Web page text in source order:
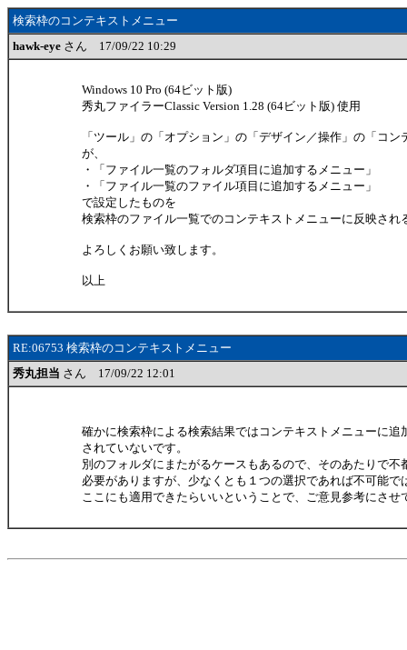
検索枠のコンテキストメニュー
hawk-eye さん 17/09/22 10:29
Windows 10 Pro (64ビット版)
秀丸ファイラーClassic Version 1.28 (64ビット版) 使用
「ツール」の「オプション」の「デザイン／操作」の「コ
が、
・「ファイル一覧のフォルダ項目に追加するメニュー」
・「ファイル一覧のファイル項目に追加するメニュー」
で設定したものを
検索枠のファイル一覧でのコンテキストメニューに反映され
よろしくお願い致します。
以上
RE:06753 検索枠のコンテキストメニュー
秀丸担当 さん 17/09/22 12:01
確かに検索枠による検索結果ではコンテキストメニューに追
されていないです。
別のフォルダにまたがるケースもあるので、そのあたりで不
必要がありますが、少なくとも１つの選択であれば不可能で
ここにも適用できたらいいということで、ご意見参考にさせ